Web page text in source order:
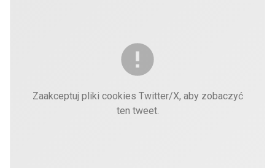
Zaakceptuj pliki cookies Twitter/X, aby zobaczyć
ten tweet.